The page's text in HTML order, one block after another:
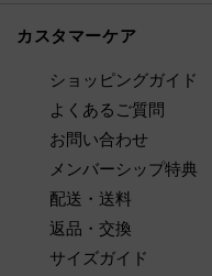
カスタマーケア
ショッピングガイド
よくあるご質問
お問い合わせ
メンバーシップ特典
配送・送料
返品・交換
サイズガイド